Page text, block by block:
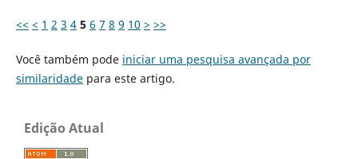
<< < 1 2 3 4 5 6 7 8 9 10 > >>
Você também pode iniciar uma pesquisa avançada por
similaridadepara este artigo.
Edição Atual